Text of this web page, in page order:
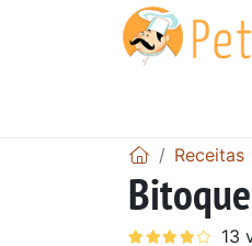
Receitas
Bitoque